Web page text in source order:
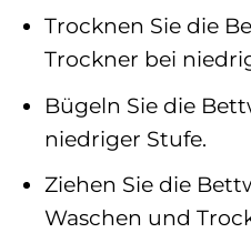
Trocknen Sie die
Trockner bei
Bügeln Sie die
niedriger Stufe.
Ziehen Sie die
Waschen und